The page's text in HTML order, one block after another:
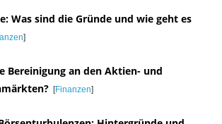
Was sind die Gründe und wie geht es
]
Bereinigung an den Aktien- und
[Finanzen]